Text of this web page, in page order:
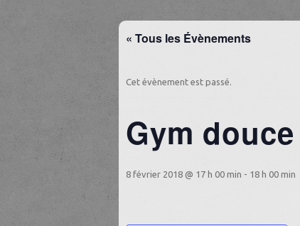
« Tous les Évènements
Cet évènement est passé.
Gym
8 février 2018 @ 17 h 00 min - 18 h 00 min